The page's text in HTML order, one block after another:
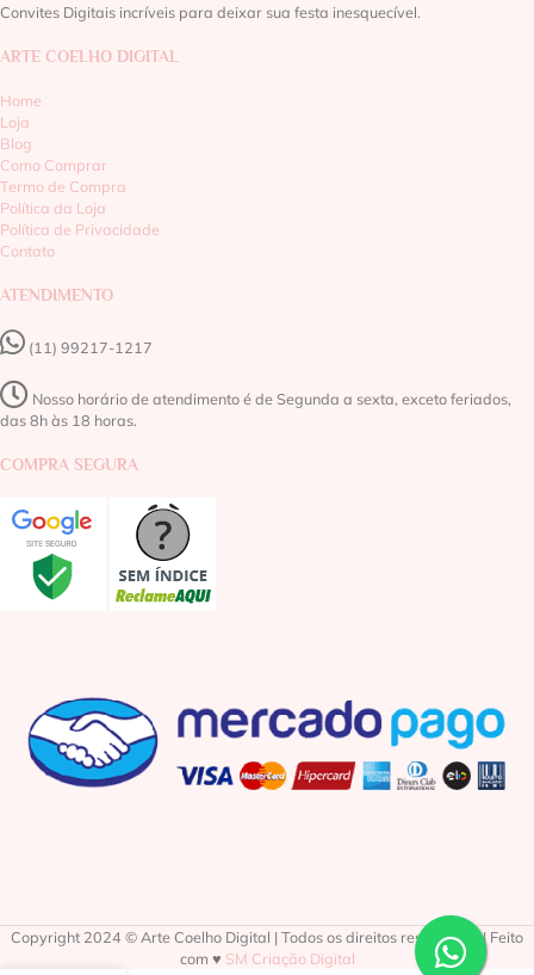
Convites Digitais incríveis para deixar sua festa inesquecível.
ARTE COELHO DIGITAL
Home
Loja
Blog
Como Comprar
Termo de Compra
Política da Loja
Política de Privacidade
Contato
ATENDIMENTO
(11) 99217-1217‬
Nosso horário de atendimento é de Segunda a sexta, exceto feriados,
das 8h às 18 horas.
COMPRA SEGURA
Copyright 2024 © Arte Coelho Digital | Todos os direitos reservados | Feito
com ♥ SM Criação Digital